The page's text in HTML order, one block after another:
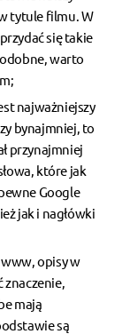
tytule filmu. W
się takie
warto
najważniejszy
bynajmniej, to
przynajmniej
które jak
Google
jak i nagłówki
opisy w
mają
są